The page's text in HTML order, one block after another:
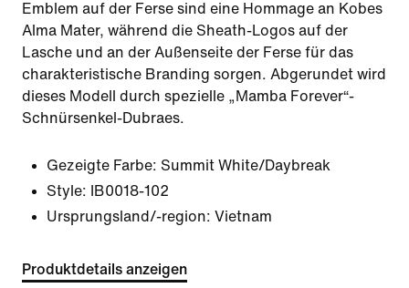
Emblem auf der Ferse sind eine Hommage an Kobes
Alma Mater, während die Sheath-Logos auf der
Lasche und an der Außenseite der Ferse für das
charakteristische Branding sorgen. Abgerundet wird
dieses Modell durch spezielle „Mamba Forever“-
Schnürsenkel-Dubraes.
Gezeigte Farbe: Summit White/Daybreak
Style:
IB0018-102
Ursprungsland/-region: Vietnam
Produktdetails anzeigen